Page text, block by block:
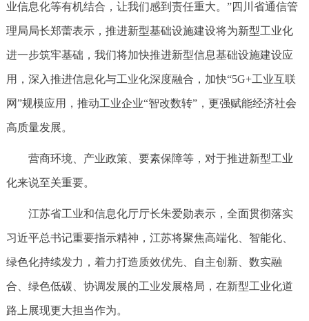
业信息化等有机结合，让我们感到责任重大。”四川省通信管
理局局长郑蕾表示，推进新型基础设施建设将为新型工业化
进一步筑牢基础，我们将加快推进新型信息基础设施建设应
用，深入推进信息化与工业化深度融合，加快“5G+工业互联
网”规模应用，推动工业企业“智改数转”，更强赋能经济社会
高质量发展。
营商环境、产业政策、要素保障等，对于推进新型工业
化来说至关重要。
江苏省工业和信息化厅厅长朱爱勋表示，全面贯彻落实
习近平总书记重要指示精神，江苏将聚焦高端化、智能化、
绿色化持续发力，着力打造质效优先、自主创新、数实融
合、绿色低碳、协调发展的工业发展格局，在新型工业化道
路上展现更大担当作为。